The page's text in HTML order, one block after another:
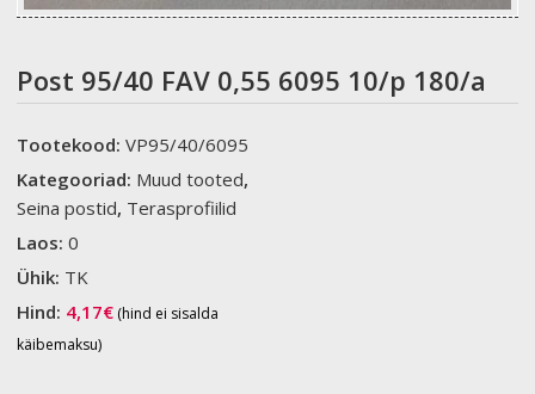
Post 95/40 FAV 0,55 6095 10/p 180/a
Tootekood:VP95/40/6095
Kategooriad: Muud tooted,
Seina postid, Terasprofiilid
Laos:0
Ühik: TK
Hind: 4,17€ (hind ei sisalda
käibemaksu)